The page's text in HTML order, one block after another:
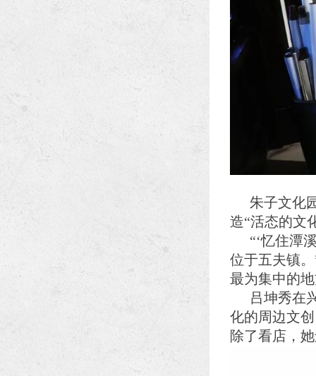
朱子文化
造“活态的文
“‘忆住潭
位于五夫镇
最为集中的
吕坤秀在
化的周边文
除了看店，